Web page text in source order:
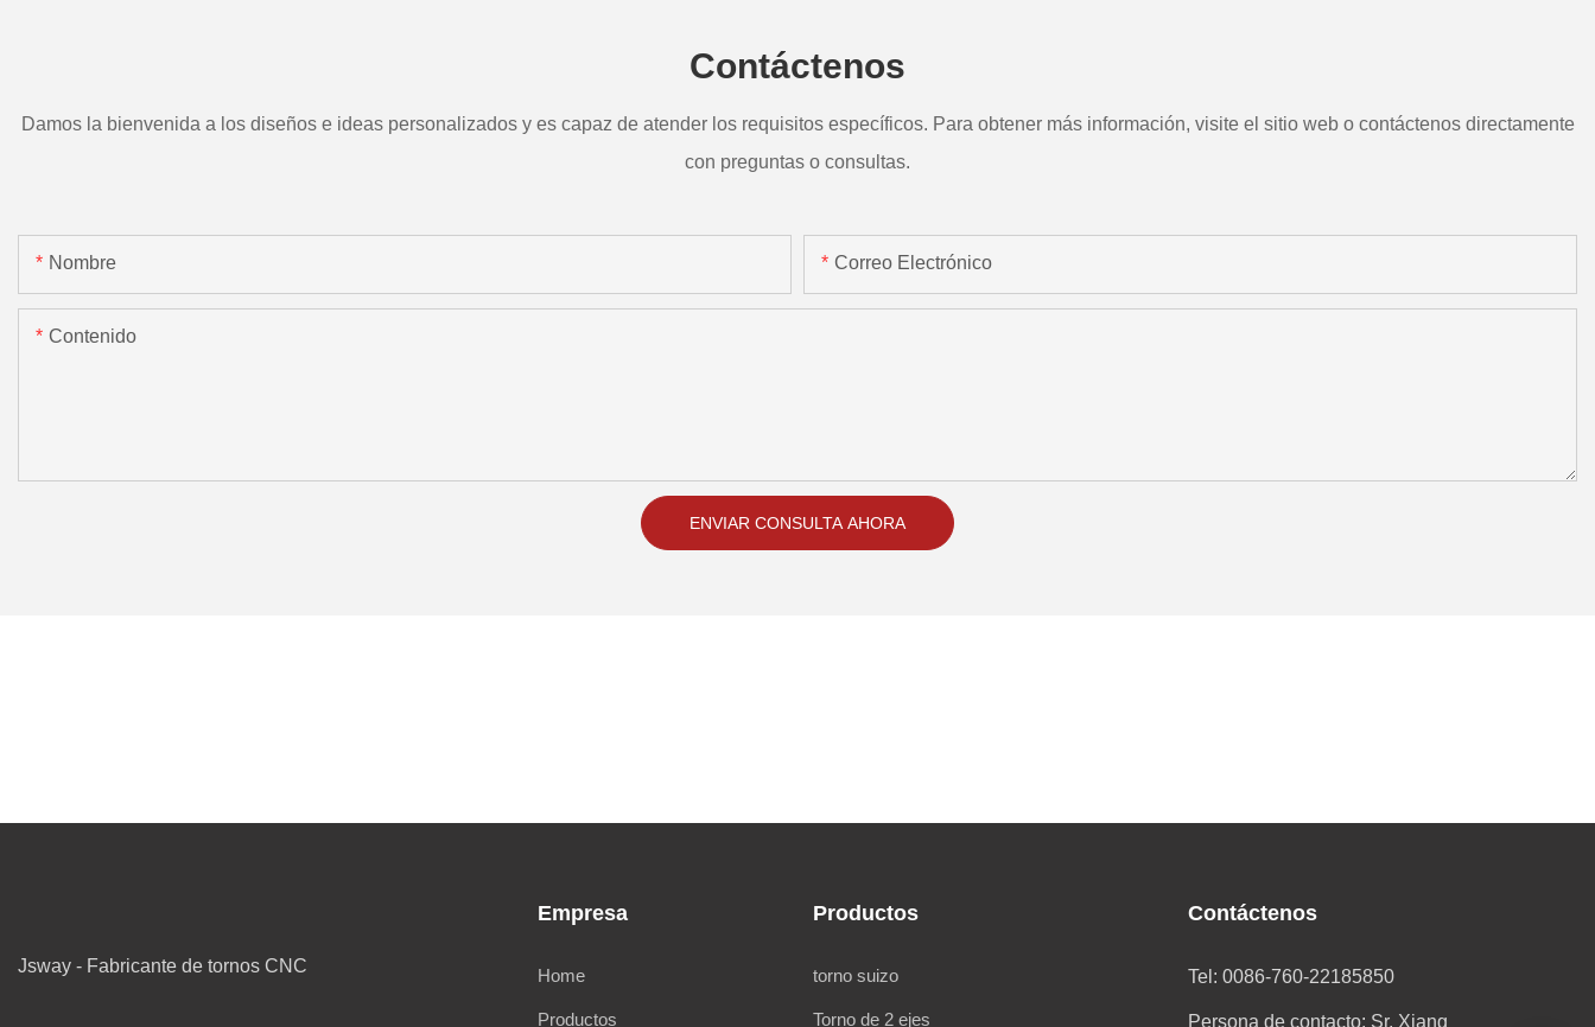
Contáctenos
Damos la bienvenida a los diseños e ideas personalizados y es capaz de atender los requisitos específicos. Para obtener más información, visite el sitio web o contáctenos directamente
con preguntas o consultas.
Nombre Correo Electrónico
Contenido
ENVIAR CONSULTA AHORA
Jsway - Fabricante de tornos CNC
Empresa
Home
Productos
Productos
torno suizo
Torno de 2 ejes
Contáctenos
Tel: 0086-760-22185850
Persona de contacto: Sr. Xiang